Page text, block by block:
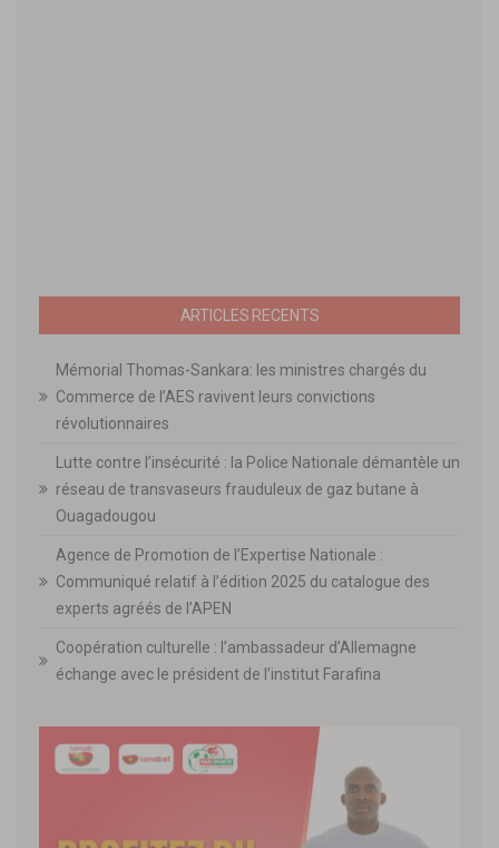
ARTICLES RECENTS
Mémorial Thomas-Sankara: les ministres chargés du
Commerce de l’AES ravivent leurs convictions
révolutionnaires
Lutte contre l’insécurité : la Police Nationale démantèle un
réseau de transvaseurs frauduleux de gaz butane à
Ouagadougou
Agence de Promotion de l’Expertise Nationale :
Communiqué relatif à l’édition 2025 du catalogue des
experts agréés de l’APEN
Coopération culturelle : l’ambassadeur d’Allemagne
échange avec le président de l’institut Farafina